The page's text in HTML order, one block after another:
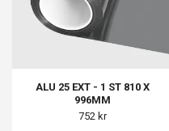
ALU 25 EXT - 1 ST 810 X
996MM
752 kr